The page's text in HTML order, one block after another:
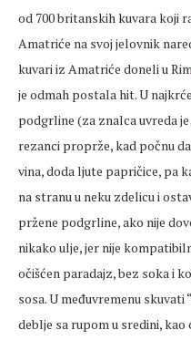
od 700 britanskih kuvara koji
Amatriće na svoj jelovnik
kuvari iz Amatriće doneli u
je odmah postala hit. U
podgrline (za znalca uvreda
rezanci proprže, kad počnu
vina, doda ljute papričice, pa
na stranu u neku zdelicu i
pržene podgrline, ako nije
nikako ulje, jer nije
očišćen paradajz, bez soka i
sosa. U međuvremenu skuvati
deblje sa rupom u sredini,